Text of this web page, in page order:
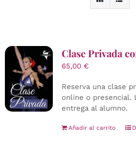
Clase Privada
65,00 €
Reserva una clase
online o presencial.
entrega al alumno.
Añadir al carrito